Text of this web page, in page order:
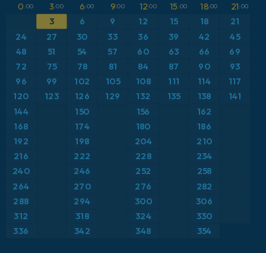
ICON ドイツ 2 km
イギリス
イタリア
オーストリア
ギリシャ
スイス
スカンジナビア
スペイン
気温異常（2m）
気温異常（850hPa）
気温（2m）
気温（850hPa）
積雪深
突風
0 :00 3:00 6:00 9:00 12:00 15 :00 18:00 21:00
3 6 9 12 15 18 21
24 27 30 33 36 39 42
45
48
51 54 57 60 63 66 69
72 75 78 81 84 87 90 93
96 99 102 105 108 111 114 117
120 123 126 129 132 135 138
141
144
150 156
162
168
174 180
186
192
198 204 210
216 222 228 234
240 246 252
258
264
270 276
282
288
294 300
306
312
318 324 330
336 342 348 354